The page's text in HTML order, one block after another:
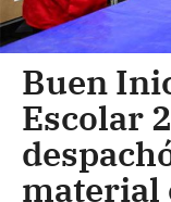
Buen
Escolar
material